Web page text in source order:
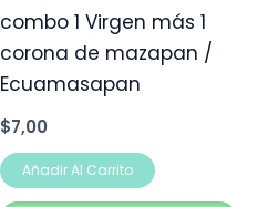
combo 1 Virgen más 1
corona de mazapan /
Ecuamasapan
$7,00
Añadir Al Carrito